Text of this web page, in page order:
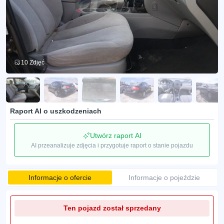
10 Zdjęć
Raport AI o uszkodzeniach
Utwórz raport AI
AI przeanalizuje zdjęcia i przygotuje raport o stanie pojazdu
Informacje o ofercie Informacje o pojeździe
Ten pojazd został sprzedany